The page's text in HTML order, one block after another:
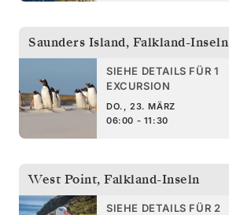
Saunders Island, Falkland-Inseln
SIEHE DETAILS FÜR 1
EXCURSION
DO., 23. MÄRZ
06:00 - 11:30
West Point, Falkland-Inseln
SIEHE DETAILS FÜR 2